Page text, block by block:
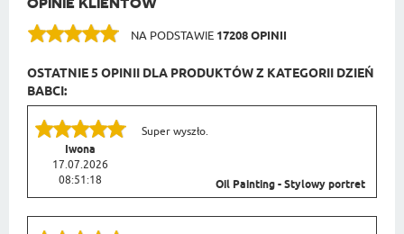
NA PODSTAWIE 17208 OPINII
OSTATNIE 5 OPINII DLA PRODUKTÓW Z KATEGORII DZIEŃ
BABCI:
Iwona
17.07.2026
08:51:18
Super wyszło.
Oil Painting - Stylowy portret